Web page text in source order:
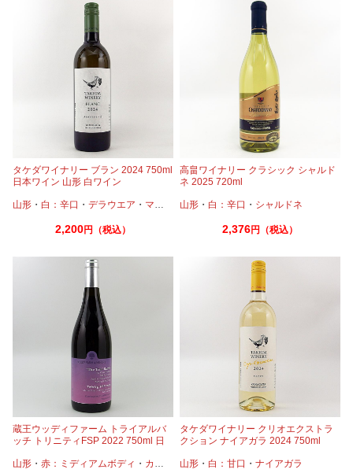
タケダワイナリー ブラン 2024 750ml
日本ワイン 山形 白ワイン
山形 ・ 白：辛口 ・ デラウエア ・ マスカットベーリーA
2,200円（税込）
高畠ワイナリー クラシック シャルド
ネ 2025 720ml
山形 ・ 白：辛口 ・ シャルドネ
2,376円（税込）
蔵王ウッディファーム トライアルバ
ッチ トリニティFSP 2022 750ml 日
山形 ・ 赤：ミディアムボディ ・ カベルネ ・カベルネフラン・プティマンサン
タケダワイナリー クリオエクストラ
クション ナイアガラ 2024 750ml
山形 ・ 白：甘口 ・ナイアガラ